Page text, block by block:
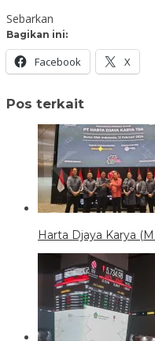
Sebarkan
Bagikan ini:
Facebook X
Pos terkait
Harta Djaya Karya